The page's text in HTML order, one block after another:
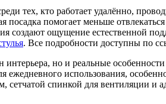
тех, кто работает удалённо,
помогает меньше
создают ощущение естественной
. Все подробности доступны по
но и реальные
ежедневного использования,
спинкой для вентиляции